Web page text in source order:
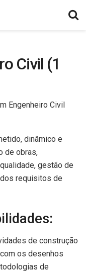
Civil (1
Engenheiro Civil
dinâmico e
de obras,
gestão de
requisitos de
de construção
os desenhos
de